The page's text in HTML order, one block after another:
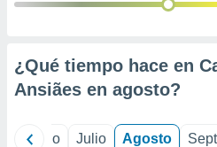
de¿Qué tiempo hace en
Ansiães en agosto?
Junio Julio Agosto